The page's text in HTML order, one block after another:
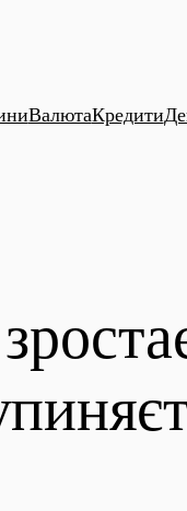
ВалютаКредити